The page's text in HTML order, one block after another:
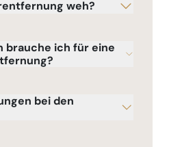
weh?
brauche ich für eine
bei den